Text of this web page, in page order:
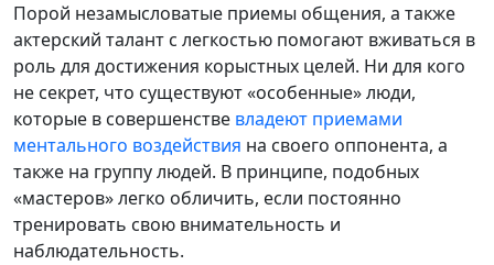
Порой незамысловатые приемы общения, а также
актерский талант с легкостью помогают вживаться в
роль для достижения корыстных целей. Ни для кого
не секрет, что существуют «особенные» люди,
которые в совершенстве владеют приемами
ментального воздействия на своего оппонента, а
также на группу людей. В принципе, подобных
«мастеров» легко обличить, если постоянно
тренировать свою внимательность и
наблюдательность.